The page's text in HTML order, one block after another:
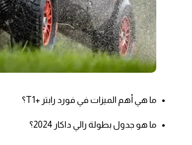
ما هي أهم الميزات في فورد رابتر +T1؟
ما هو جدول بطولة رالي داكار 2024؟